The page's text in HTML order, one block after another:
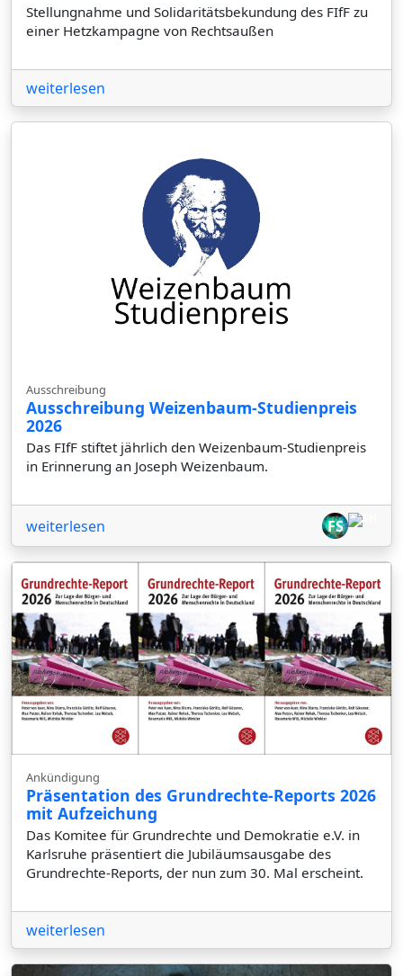
Stellungnahme und Solidaritätsbekundung des FIfF zu
einer Hetzkampagne von Rechtsaußen
weiterlesen
Ausschreibung
Ausschreibung Weizenbaum-Studienpreis
2026
Das FIfF stiftet jährlich den Weizenbaum-Studienpreis
in Erinnerung an Joseph Weizenbaum.
weiterlesen FS
Ankündigung
Präsentation des Grundrechte-Reports 2026
mit Aufzeichung
Das Komitee für Grundrechte und Demokratie e.V. in
Karlsruhe präsentiert die Jubiläumsausgabe des
Grundrechte-Reports, der nun zum 30. Mal erscheint.
weiterlesen